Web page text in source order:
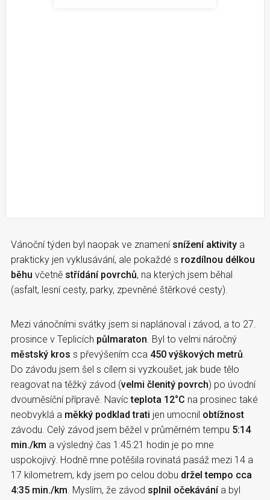
Vánoční týden byl naopak ve znamení snížení aktivity a
prakticky jen vyklusávání, ale pokaždé s rozdílnou délkou
běhu včetně střídání povrchů, na kterých jsem běhal
(asfalt, lesní cesty, parky, zpevněné štěrkové cesty).
Mezi vánočními svátky jsem si naplánoval i závod, a to 27.
prosince v Teplicích půlmaraton . Byl to velmi náročný
městský kros s převýšením cca 450 výškových metrů
Do závodu jsem šel s cílem si vyzkoušet, jak bude tělo
reagovat na těžký závod (velmi členitý povrch) po úvodní
dvouměsíční přípravě. Navícteplota 12°C na prosinec také
neobvyklá a měkký podklad trati jen umocnil obtížnost
závodu. Celý závod jsem běžel v průměrném tempu 5:14
min./km a výsledný čas 1:45:21 hodin je po mne
uspokojivý. Hodně mne potěšila rovinatá pasáž mezi 14 a
17 kilometrem, kdy jsem po celou dobu držel tempo cca
4:35 min./km . Myslím, že závod splnil očekávánía byl